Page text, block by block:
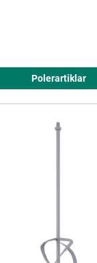
Polerartiklar